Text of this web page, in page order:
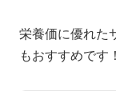
栄養価に優れた
もおすすめです